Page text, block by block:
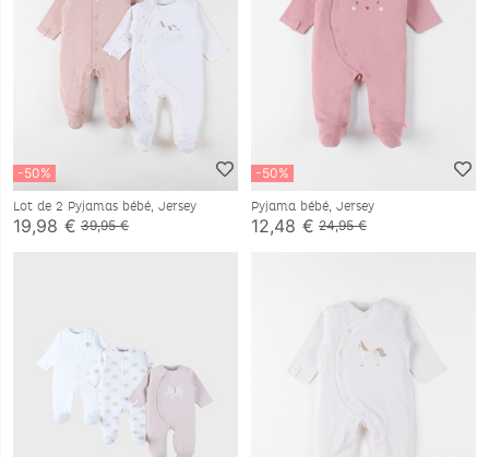
-50%
Lot de 2 Pyjamas bébé, Jersey
19,98 € 39,95 €
-50%
Pyjama bébé, Jersey
12,48 € 24,95 €